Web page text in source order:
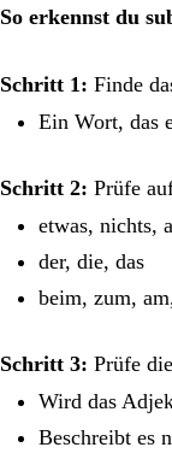
So erkennst du
Schritt 1: Finde
Ein Wort, das
Schritt 2: Prüfe
etwas, nichts,
der, die, das
beim, zum,
Schritt 3: Prüfe
Wird das
Beschreibt es